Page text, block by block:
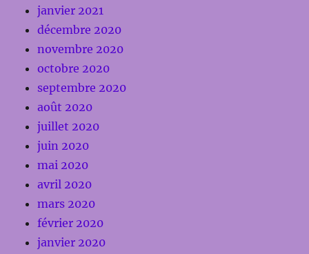
janvier 2021
décembre 2020
novembre 2020
octobre 2020
septembre 2020
août 2020
juillet 2020
juin 2020
mai 2020
avril 2020
mars 2020
février 2020
janvier 2020